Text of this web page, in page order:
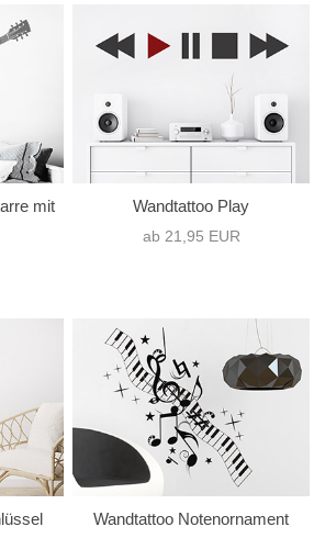
mit
Wandtattoo Play
ab 21,95 EUR
Wandtattoo Notenornament